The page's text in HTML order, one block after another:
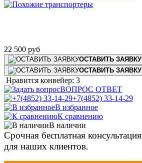
22 500 руб
ОСТАВИТЬ ЗАЯВКУ
ОСТАВИТЬ ЗАЯВКУ
Нравится конвейер: 3
ВОПРОС ОТВЕТ
+7(4852) 33-14-29
В избранное
К сравнению
В наличии
Срочная бесплатная консультация
для наших клиентов.